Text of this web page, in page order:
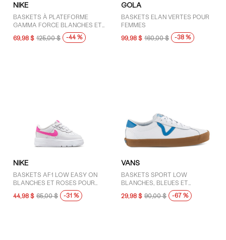
NIKE
BASKETS À PLATEFORME
GAMMA FORCE BLANCHES ET
NOIRES POUR FEMMES
69,98 $ 125,00 $ -44 %
GOLA
BASKETS ELAN VERTES POUR
FEMMES
99,98 $ 160,00 $ -38 %
NIKE
BASKETS AF1 LOW EASY ON
BLANCHES ET ROSES POUR
TOUT-PETITS
44,98 $ 65,00 $ -31 %
VANS
BASKETS SPORT LOW
BLANCHES, BLEUES ET
GOMME
29,98 $ 90,00 $ -67 %